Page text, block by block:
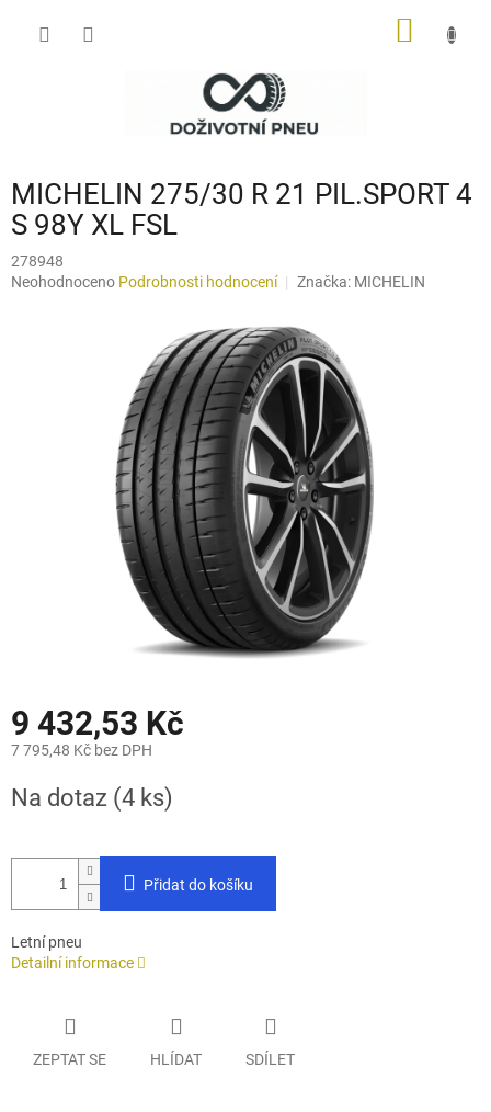
MICHELIN 275/30 R 21 PIL.SPORT 4
S 98Y XL FSL
278948
Průměrné
Neohodnoceno Podrobnosti hodnocení Značka: MICHELIN
9 432,53 Kč
7 795,48 Kč bez DPH
cena:
Na dotaz (4 ks)
Přidat do košíku
Letní pneu
Detailní informace
ZEPTAT SE HLÍDAT SDÍLET